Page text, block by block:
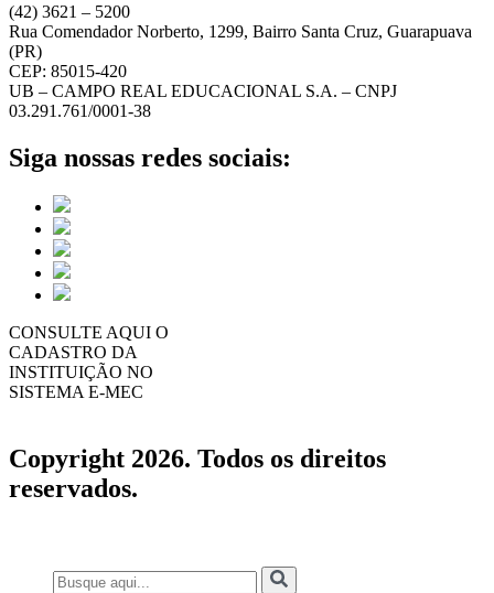
(42) 3621 – 5200
Rua Comendador Norberto, 1299, Bairro Santa Cruz, Guarapuava
(PR)
CEP: 85015-420
UB – CAMPO REAL EDUCACIONAL S.A. – CNPJ
03.291.761/0001-38
Siga nossas redes sociais:
CONSULTE AQUI O
CADASTRO DA
INSTITUIÇÃO NO
SISTEMA E-MEC
Copyright 2026. Todos os direitos
reservados.